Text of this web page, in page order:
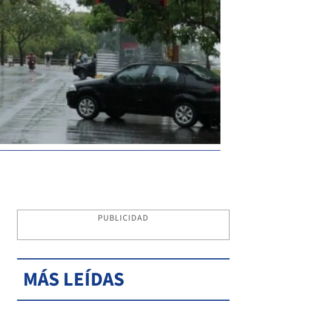
PUBLICIDAD
MÁS LEÍDAS